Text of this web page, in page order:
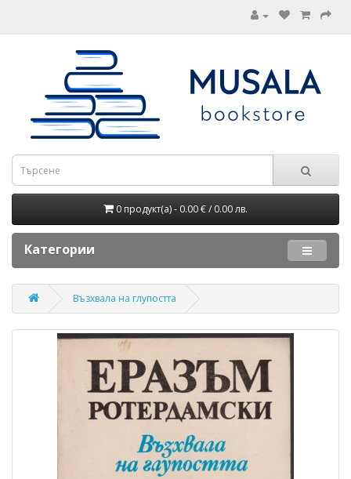
0 продукт(а) - 0.00 € / 0.00 лв.
Категории
Възхвала на глупостта